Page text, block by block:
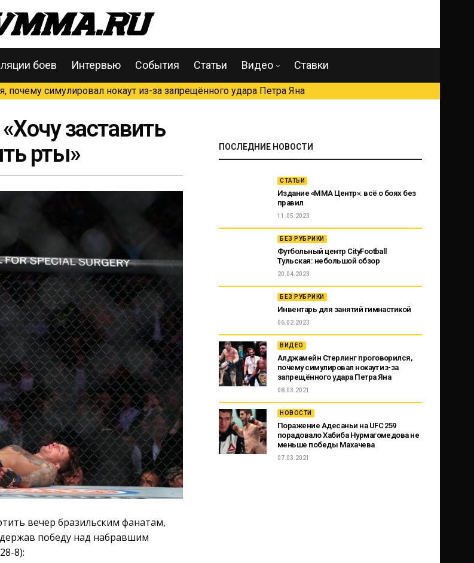
боев Интервью События Статьи Видео Ставки
почему симулировал нокаут из-за запрещённого удара Петра Яна
заставить
рты»
вечер бразильским фанатам,
победу над набравшим
8):
ПОСЛЕДНИЕ НОВОСТИ
СТАТЬИ
Издание «ММА Центр»: всё о боях без
правил
11.05.2023
БЕЗ РУБРИКИ
Футбольный центр CityFootball
Тульская: небольшой обзор
20.04.2023
БЕЗ РУБРИКИ
Инвентарь для занятий гимнастикой
06.02.2023
ВИДЕО
Алджамейн Стерлинг проговорился,
почему симулировал нокаут из-за
запрещённого удара Петра Яна
08.03.2021
НОВОСТИ
Поражение Адесаньи на UFC 259
порадовало Хабиба Нурмагомедова не
меньше победы Махачева
07.03.2021